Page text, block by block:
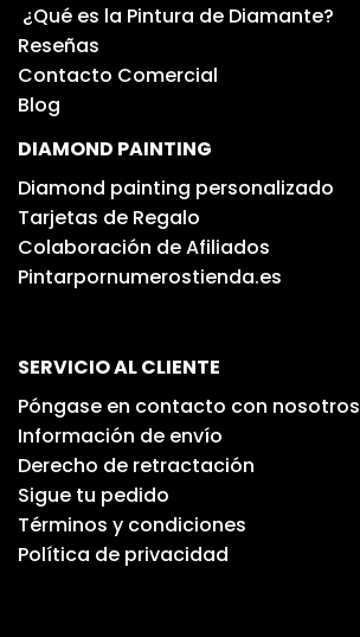
¿Qué es la Pintura de Diamante?
Reseñas
Contacto Comercial
Blog
DIAMOND PAINTING
Diamond painting personalizado
Tarjetas de Regalo
Colaboración de Afiliados
Pintarpornumerostienda.es
SERVICIO AL CLIENTE
Póngase en contacto con nosotros
Información de envío
Derecho de retractación
Sigue tu pedido
Términos y condiciones
Política de privacidad